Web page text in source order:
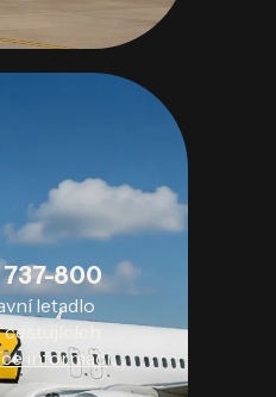
800
letadlo
cestujících
informací